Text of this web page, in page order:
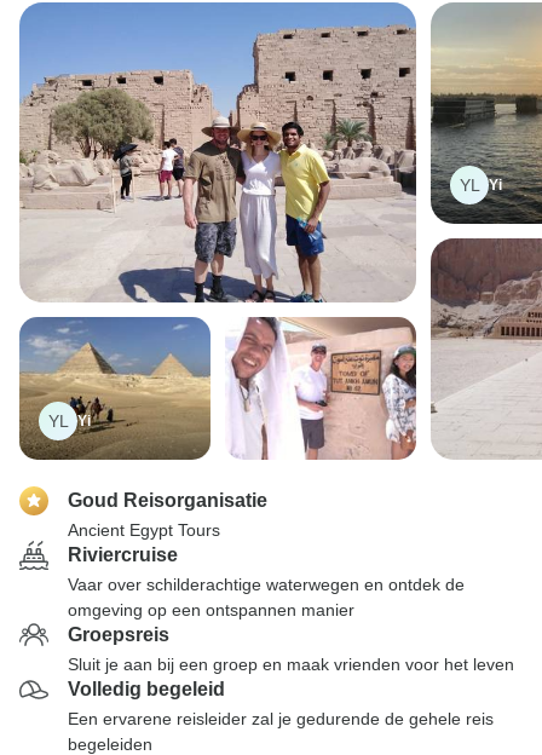
YL Yi
YL Yi
Goud Reisorganisatie
Ancient Egypt Tours
Riviercruise
Vaar over schilderachtige waterwegen en ontdek de
omgeving op een ontspannen manier
Groepsreis
Sluit je aan bij een groep en maak vrienden voor het leven
Volledig begeleid
Een ervarene reisleider zal je gedurende de gehele reis
begeleiden